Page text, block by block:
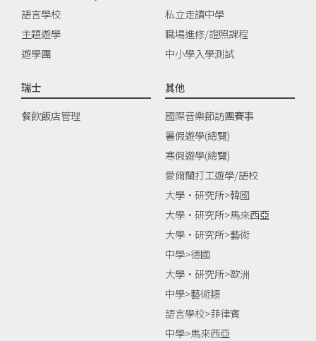
語言學校
主題遊學
遊學團
私立走讀中學
職場進修/證照課程
中小學入學測試
瑞士
餐飲飯店管理
其他
國際音樂節訪團賽事
暑假遊學(總覽)
寒假遊學(總覽)
愛爾蘭打工遊學/語校
大學‧研究所>韓國
大學‧研究所>馬來西亞
大學‧研究所>藝術
中學>德國
大學‧研究所>歐洲
中學>藝術類
語言學校>菲律賓
中學>馬來西亞